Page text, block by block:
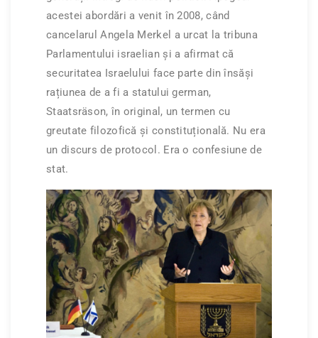
acestei abordări a venit în 2008, când
cancelarul Angela Merkel a urcat la tribuna
Parlamentului israelian și a afirmat că
securitatea Israelului face parte din însăși
rațiunea de a fi a statului german,
Staatsräson, în original, un termen cu
greutate filozofică și constituțională. Nu era
un discurs de protocol. Era o confesiune de
stat.